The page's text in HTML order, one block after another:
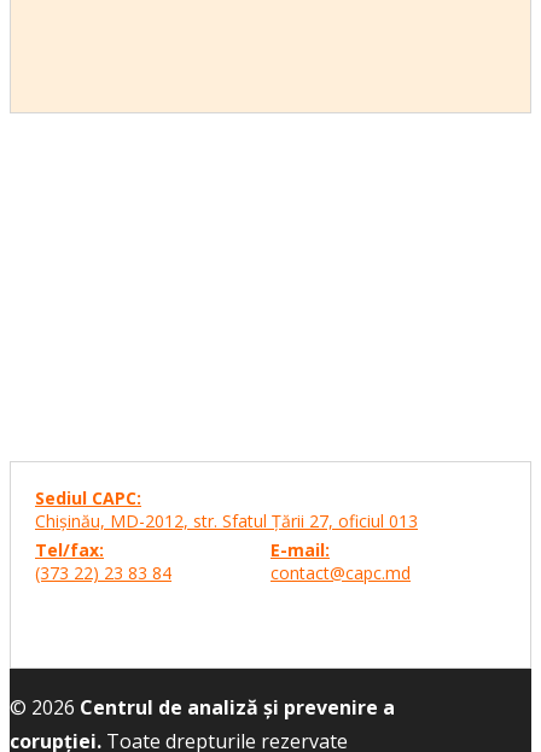
Sediul CAPC:
Chişinău, MD-2012, str. Sfatul Ţării 27, oficiul 013
Tel/fax:
(373 22) 23 83 84
E-mail:
contact@capc.md
© 2026 Centrul de analiză și prevenire a
corupției. Toate drepturile rezervate